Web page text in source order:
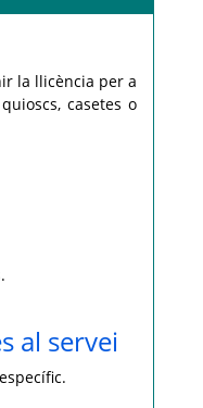
la llicència per a
casetes o
al servei